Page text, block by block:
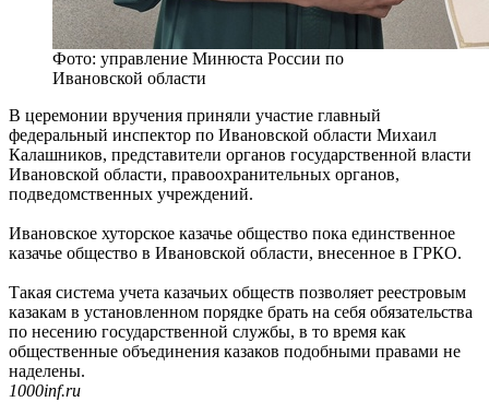
Фото: управление Минюста России по
Ивановской области
В церемонии вручения приняли участие главный
федеральный инспектор по Ивановской области Михаил
Калашников, представители органов государственной власти
Ивановской области, правоохранительных органов,
подведомственных учреждений.
Ивановское хуторское казачье общество пока единственное
казачье общество в Ивановской области, внесенное в ГРКО.
Такая система учета казачьих обществ позволяет реестровым
казакам в установленном порядке брать на себя обязательства
по несению государственной службы, в то время как
общественные объединения казаков подобными правами не
наделены.
1000inf.ru